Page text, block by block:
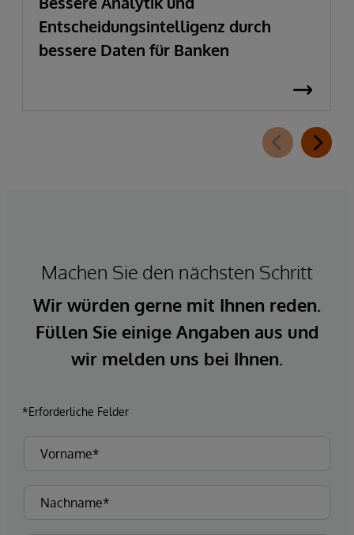
Entscheidungsintelligenz durch
bessere Daten für Banken
Machen Sie den nächsten Schritt
Wir würden gerne mit Ihnen reden.
Füllen Sie einige Angaben aus und
wir melden uns bei Ihnen.
*Erforderliche Felder